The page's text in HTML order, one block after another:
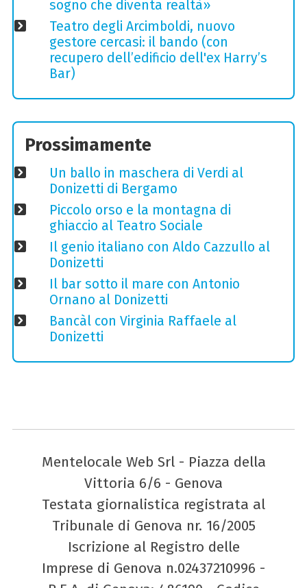
sogno che diventa realtà»
Teatro degli Arcimboldi, nuovo
gestore cercasi: il bando (con
recupero dell’edificio dell'ex Harry’s
Bar)
Prossimamente
Un ballo in maschera di Verdi al
Donizetti di Bergamo
Piccolo orso e la montagna di
ghiaccio al Teatro Sociale
Il genio italiano con Aldo Cazzullo al
Donizetti
Il bar sotto il mare con Antonio
Ornano al Donizetti
Bancàl con Virginia Raffaele al
Donizetti
Mentelocale Web Srl - Piazza della
Vittoria 6/6 - Genova
Testata giornalistica registrata al
Tribunale di Genova nr. 16/2005
Iscrizione al Registro delle
Imprese di Genova n.02437210996 -